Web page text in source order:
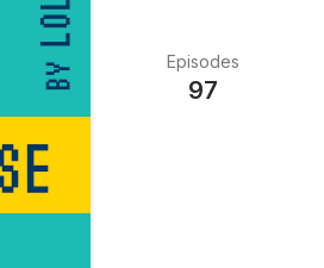
Episodes
97